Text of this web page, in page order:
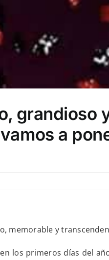
grandioso
a
memorable y
los primeros días del